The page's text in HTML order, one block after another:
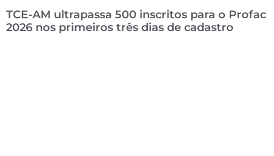
TCE-AM ultrapassa 500 inscritos para o Profac
2026 nos primeiros três dias de cadastro